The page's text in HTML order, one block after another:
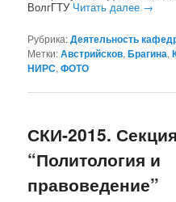
ВолгГТУ Читать далее →
Рубрика:Деятельность
Метки:Австрийсков,Брагина,
НИРС,ФОТО
СКИ-2015. Секция
“Политология и
правоведение”